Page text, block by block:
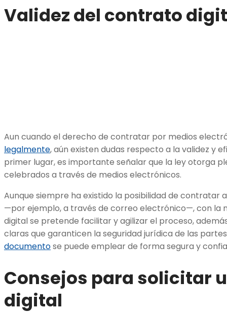
Validez del contrato
Aun cuando el derecho de contratar por medios
legalmente, aún existen dudas respecto a la validez y
primer lugar, es importante señalar que la ley otorga
celebrados a través de medios electrónicos.
Aunque siempre ha existido la posibilidad de contratar
—por ejemplo, a través de correo electrónico—, con la
digital se pretende facilitar y agilizar el proceso,
claras que garanticen la seguridad jurídica de las
documentose puede emplear de forma segura y
Consejos para solicitar
digital